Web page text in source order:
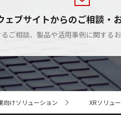
ェブサイトからのご相談・
ご相談、製品や活用事例に関する
向けソリューション XRソリュ